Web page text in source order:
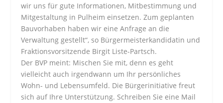
wir uns für gute Informationen, Mitbestimmung und
Mitgestaltung in Pulheim einsetzen. Zum geplanten
Bauvorhaben haben wir eine Anfrage an die
Verwaltung gestellt“, so Bürgermeisterkandidatin und
Fraktionsvorsitzende Birgit Liste-Partsch.
Der BVP meint: Mischen Sie mit, denn es geht
vielleicht auch irgendwann um Ihr persönliches
Wohn- und Lebensumfeld. Die Bürgerinitiative freut
sich auf Ihre Unterstützung. Schreiben Sie eine Mail